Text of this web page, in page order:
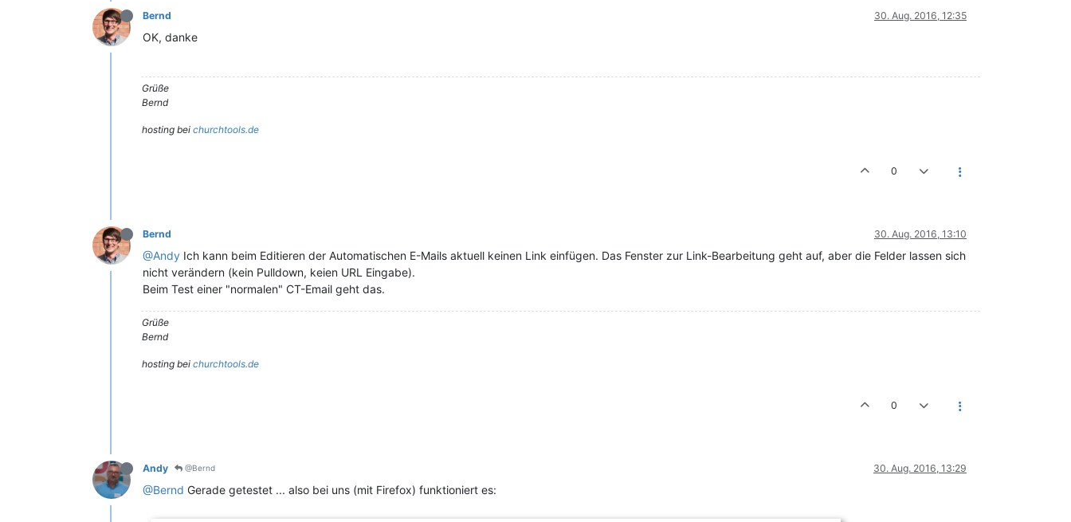
Bernd 30. Aug. 2016, 12:35
OK, danke
Grüße
Bernd
hosting bei churchtools.de
0
Bernd 30. Aug. 2016, 13:10
@Andy Ich kann beim Editieren der Automatischen E-Mails aktuell keinen Link einfügen. Das Fenster zur Link-Bearbeitung geht auf, aber die Felder lassen sich
nicht verändern (kein Pulldown, keien URL Eingabe).
Beim Test einer "normalen" CT-Email geht das.
Grüße
Bernd
hosting bei churchtools.de
0
Andy @Bernd 30. Aug. 2016, 13:29
@Bernd Gerade getestet ... also bei uns (mit Firefox) funktioniert es: